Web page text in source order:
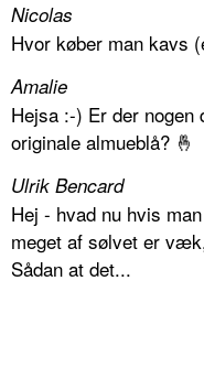
Nicolas
Hvor køber man kavs
Amalie
Hejsa :-) Er der nogen
originale almueblå? 🤞
Ulrik Bencard
Hej - hvad nu hvis
meget af sølvet er
Sådan at det...